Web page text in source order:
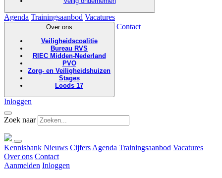
Agenda Trainingsaanbod Vacatures
Over ons
Veiligheidscoalitie
Bureau RVS
RIEC Midden-Nederland
PVO
Zorg- en Veiligheidshuizen
Stages
Loods 17
Contact
Inloggen
Zoek naar
Kennisbank Nieuws Cijfers Agenda Trainingsaanbod Vacatures
Over ons Contact
Aanmelden Inloggen